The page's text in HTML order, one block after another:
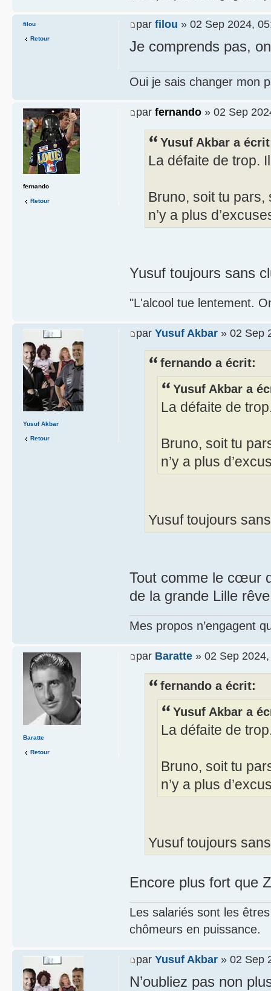
par filou » 02 Sep 2024,
Je comprends pas,
Oui je sais changer mon
filou
Retour
par fernando » 02 Sep
Yusuf Akbar a
La défaite de trop.
Bruno, soit tu pars,
n’y a plus
Yusuf toujours sans
"L'alcool tue lentement.
fernando
Retour
par Yusuf Akbar » 02 Sep
fernando a écrit:
Yusuf Akbar a
La défaite de
Bruno, soit tu
n’y a plus
Yusuf toujours
Tout comme le cœur
de la grande Lille
Mes propos n’engagent
Yusuf Akbar
Retour
par Baratte » 02 Sep
fernando a écrit:
Yusuf Akbar a
La défaite de
Bruno, soit tu
n’y a plus
Yusuf toujours
Encore plus fort que
Les salariés sont les
chômeurs en puissance.
Baratte
Retour
par Yusuf Akbar » 02 Sep
N’oubliez pas non